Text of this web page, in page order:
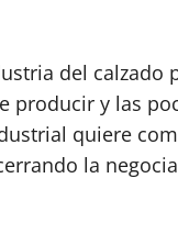
del calzado
producir y las
quiere
la